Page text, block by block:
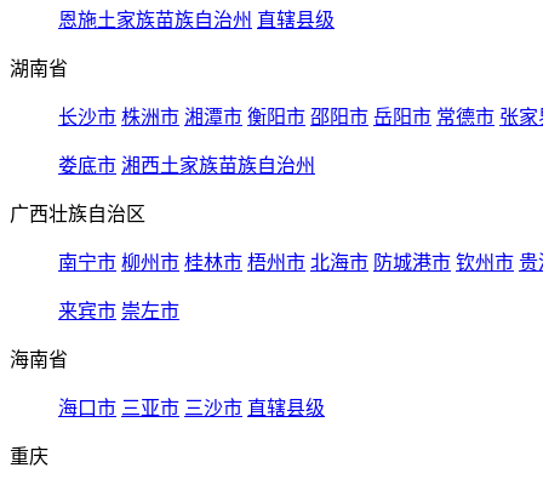
恩施土家族苗族自治州 直辖县级
湖南省
长沙市 株洲市 湘潭市 衡阳市 邵阳市 岳阳市 常德市 张家
娄底市 湘西土家族苗族自治州
广西壮族自治区
南宁市 柳州市 桂林市 梧州市 北海市 防城港市 钦州市 贵
来宾市 崇左市
海南省
海口市 三亚市 三沙市 直辖县级
重庆